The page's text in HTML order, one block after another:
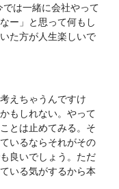
は一緒に会社やって
ー」と思って何もし
た方が人生楽しいで
えちゃうんですけ
もしれない。やって
とは止めてみる。そ
いるならそれがその
良いでしょう。ただ
いる気がするから本